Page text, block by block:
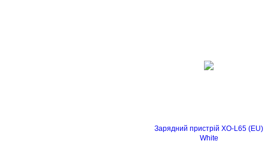
Зарядний пристрій XO-L65 (EU)
White